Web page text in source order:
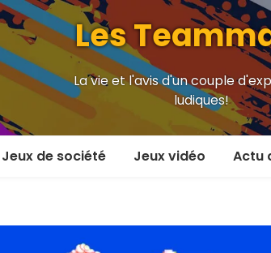
Les
La vie et l'avis d'un couple
ludiques!
Jeux de société
2 joueurs
Jeux vidéo
En versus
Actu